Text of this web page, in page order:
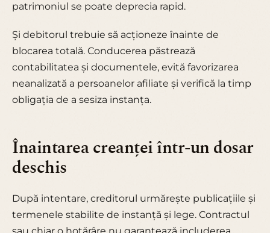
patrimoniul se poate deprecia rapid.
Și debitorul trebuie să acționeze înainte de
blocarea totală. Conducerea păstrează
contabilitatea și documentele, evită favorizarea
neanalizată a persoanelor afiliate și verifică la timp
obligația de a sesiza instanța.
Înaintarea creanței într-un dosar
deschis
După intentare, creditorul urmărește publicațiile și
termenele stabilite de instanță și lege. Contractul